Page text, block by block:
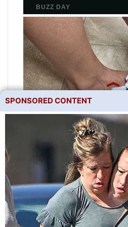
SPONSORED CONTENT